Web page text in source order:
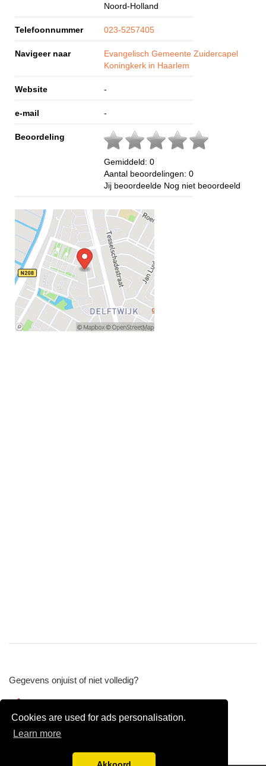
Cookies are used for ads personalisation.
Learn more
Noord-Holland
Telefoonnummer 023-5257405
Navigeer naar
Evangelisch Gemeente Zuidercapel
Koningkerk in Haarlem
Website -
e-mail -
Beoordeling
Gemiddeld: 0
Aantal beoordelingen: 0
Jij beoordeelde Nog niet beoordeeld
Gegevens onjuist of niet volledig?